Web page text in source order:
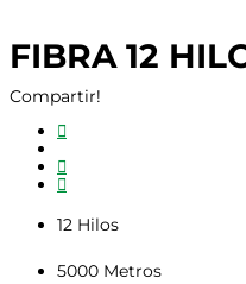
FIBRA 12
Compartir!
12 Hilos
5000 Metros